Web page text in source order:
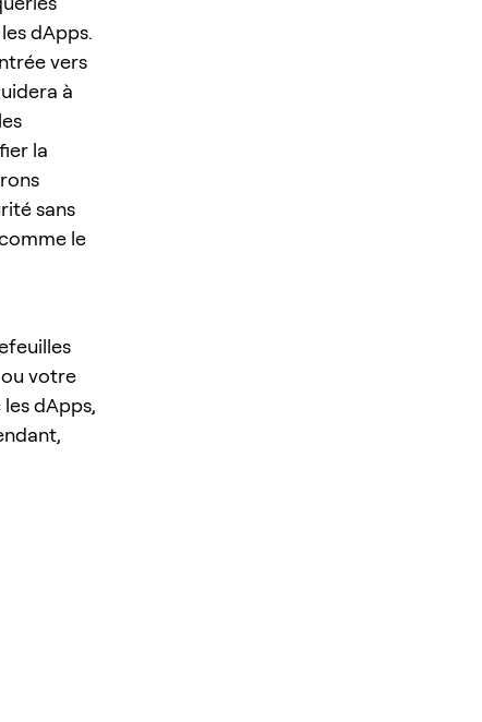
dApps.
vers
à
la
sans
le
votre
dApps,